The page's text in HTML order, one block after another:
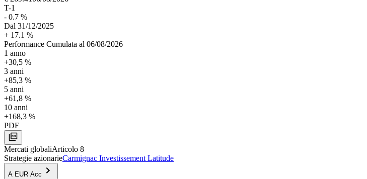
T-1
- 0.7 %
Dal 31/12/2025
+ 17.1 %
Performance Cumulata al 06/08/2026
1 anno
+30,5 %
3 anni
+85,3 %
5 anni
+61,8 %
10 anni
+168,3 %
PDF
Mercati globaliArticolo 8
Strategie azionarieCarmignac Investissement Latitude
A EUR Acc